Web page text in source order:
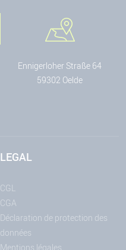
Ennigerloher Straße 64
59302 Oelde
LEGAL
CGL
CGA
Déclaration de protection des
données
Mentions légales